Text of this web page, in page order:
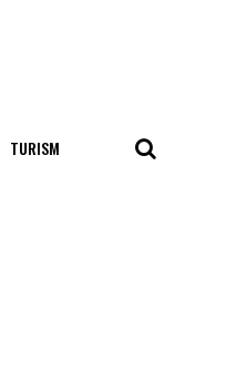
TURISM